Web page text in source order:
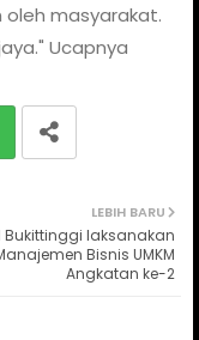
oleh masyarakat.
Ucapnya
LEBIH BARU
Bukittinggi laksanakan
Bisnis UMKM
Angkatan ke-2